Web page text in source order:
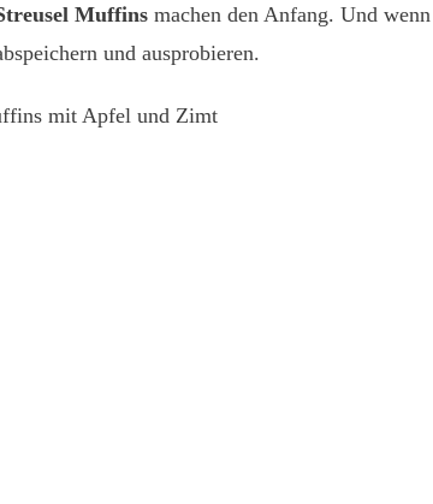
Muffins machen den Anfang. Und
und ausprobieren.